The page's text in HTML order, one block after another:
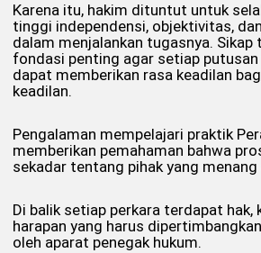
Karena itu, hakim dituntut untuk
tinggi independensi, objektivitas,
dalam menjalankan tugasnya.
fondasi penting agar setiap putusan
dapat memberikan rasa keadilan
keadilan.
Pengalaman mempelajari praktik
memberikan pemahaman bahwa
sekadar tentang pihak yang menang
Di balik setiap perkara terdapat hak,
harapan yang harus
oleh aparat penegak hukum.